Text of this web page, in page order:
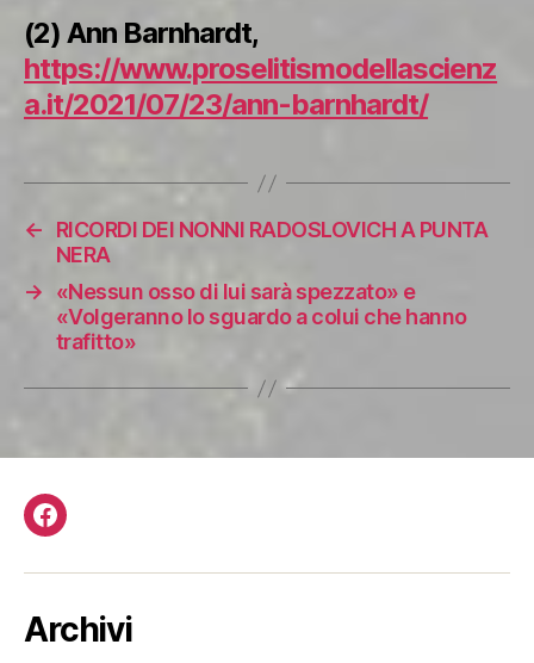
(2) Ann Barnhardt,
https://www.proselitismodellascienz
a.it/2021/07/23/ann-barnhardt/
←
RICORDI DEI NONNI RADOSLOVICH A PUNTA
NERA
→
«Nessun osso di lui sarà spezzato» e
«Volgeranno lo sguardo a colui che hanno
trafitto»
Facebook
Archivi